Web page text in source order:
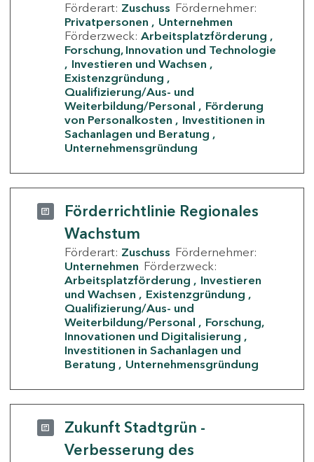
Förderart: Zuschuss Fördernehmer:
Privatpersonen
Unternehmen
Förderzweck: Arbeitsplatzförderung
Forschung, Innovation und Technologie
Investieren und Wachsen
Existenzgründung
Qualifizierung/Aus- und
Weiterbildung/Personal
Förderung
von Personalkosten
Investitionen in
Sachanlagen und Beratung
Unternehmensgründung
Förderrichtlinie Regionales
Wachstum
Förderart: Zuschuss Fördernehmer:
Unternehmen Förderzweck:
Arbeitsplatzförderung
Investieren
und Wachsen
Existenzgründung
Qualifizierung/Aus- und
Weiterbildung/Personal
Forschung,
Innovationen und Digitalisierung
Investitionen in Sachanlagen und
Beratung
Unternehmensgründung
Zukunft Stadtgrün -
Verbesserung des